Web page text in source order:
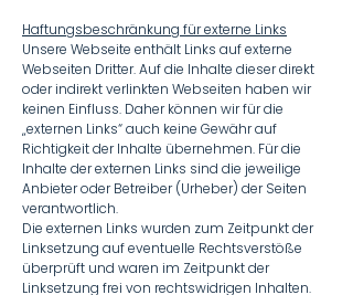
Haftungsbeschränkung für externe Links
Unsere Webseite enthält Links auf externe
Webseiten Dritter. Auf die Inhalte dieser direkt
oder indirekt verlinkten Webseiten haben wir
keinen Einfluss. Daher können wir für die
„externen Links“ auch keine Gewähr auf
Richtigkeit der Inhalte übernehmen. Für die
Inhalte der externen Links sind die jeweilige
Anbieter oder Betreiber (Urheber) der Seiten
verantwortlich.
Die externen Links wurden zum Zeitpunkt der
Linksetzung auf eventuelle Rechtsverstöße
überprüft und waren im Zeitpunkt der
Linksetzung frei von rechtswidrigen Inhalten.